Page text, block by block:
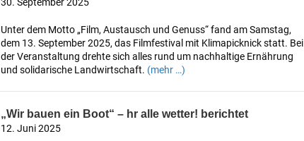
30. September 2025
Unter dem Motto „Film, Austausch und Genuss“ fand am Samstag,
dem 13. September 2025, das Filmfestival mit Klimapicknick statt. Bei
der Veranstaltung drehte sich alles rund um nachhaltige Ernährung
und solidarische Landwirtschaft. (mehr …)
„Wir bauen ein Boot“ – hr alle wetter! berichtet
12. Juni 2025